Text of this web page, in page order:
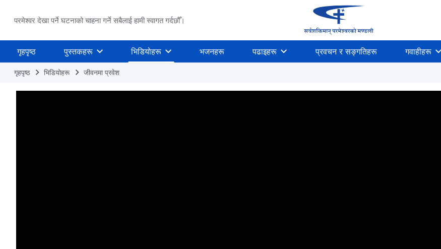
परमेश्वर देखा पर्ने घटनाको चाहना गर्ने सबैलाई हामी स्वागत गर्दछौँ।
गृहपृष्ठ पुस्तकहरू भिडियोहरू भजनहरू पढाइहरू प्रवचन र सङ्गतिहरू गवाहीहरू
गृहपृष्ठ भिडियोहरू जीवनमा प्रवेश